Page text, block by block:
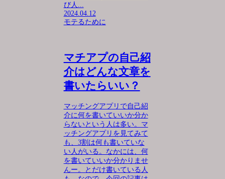
び人...
2024.04.12
モテるために
マチアプの自己紹
介はどんな文章を
書いたらいい？
マッチングアプリで自己紹
介に何を書いていいか分か
らないという人は多い。マ
ッチングアプリを見てみて
も、3割は何も書いていな
い人がいる。なかには、何
を書いていいか分かりませ
んー。とだけ書いている人